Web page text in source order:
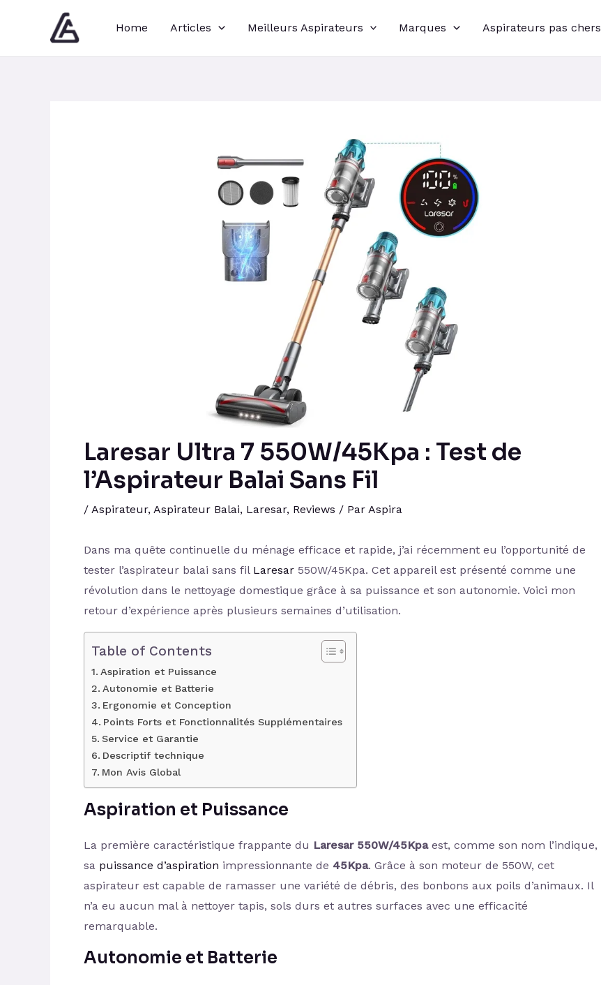
Home Articles Meilleurs Aspirateurs Marques Aspirateurs pas chers
Laresar Ultra 7 550W/45Kpa : Test de
l’Aspirateur Balai Sans Fil
/ Aspirateur, Aspirateur Balai, Laresar, Reviews / Par Aspira
Dans ma quête continuelle du ménage efficace et rapide, j’ai récemment eu l’opportunité de
tester l’aspirateur balai sans fil Laresar 550W/45Kpa. Cet appareil est présenté comme une
révolution dans le nettoyage domestique grâce à sa puissance et son autonomie. Voici mon
retour d’expérience après plusieurs semaines d’utilisation.
Table of Contents
Aspiration et Puissance
Autonomie et Batterie
Ergonomie et Conception
Points Forts et Fonctionnalités Supplémentaires
Service et Garantie
Descriptif technique
Mon Avis Global
Aspiration et Puissance
La première caractéristique frappante du Laresar 550W/45Kpaest, comme son nom l’indique,
sa puissance d’aspiration impressionnante de 45Kpa. Grâce à son moteur de 550W, cet
aspirateur est capable de ramasser une variété de débris, des bonbons aux poils d’animaux. Il
n’a eu aucun mal à nettoyer tapis, sols durs et autres surfaces avec une efficacité
remarquable.
Autonomie et Batterie